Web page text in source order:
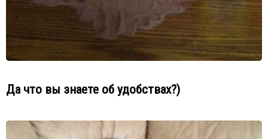
Да что вы знаете об удобствах?)